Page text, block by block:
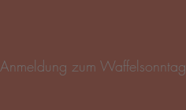
Anmeldung zum Waffelsonntag